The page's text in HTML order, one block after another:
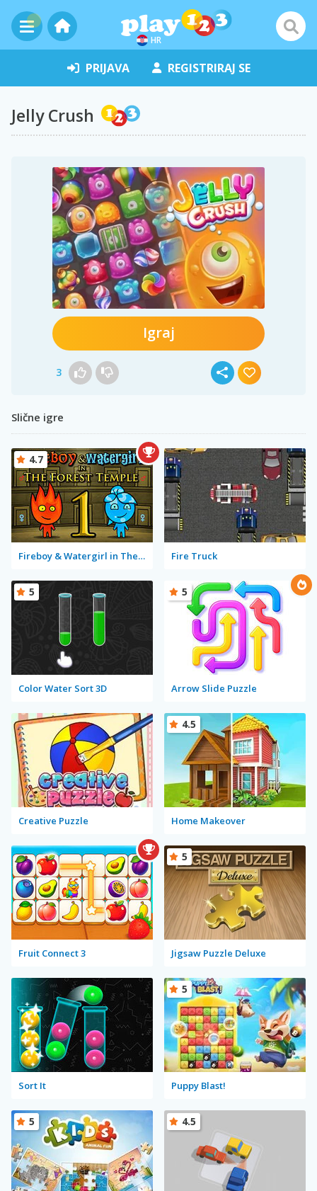
HR
PRIJAVA REGISTRIRAJ SE
Jelly Crush
Igraj
3
Slične igre
Fireboy & Watergirl in The Forest Temple
4.7
Fire Truck
Color Water Sort 3D
5
Arrow Slide Puzzle
5
Creative Puzzle Home Makeover
4.5
Fruit Connect 3 Jigsaw Puzzle Deluxe
5
Sort It Puppy Blast!
5
5 4.5